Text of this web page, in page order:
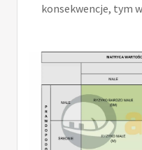
konsekwencje, tym